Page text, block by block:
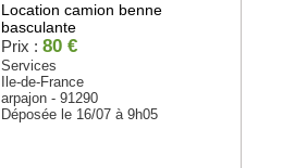
Location camion benne
basculante
Prix : 80 €
Services
Ile-de-France
arpajon - 91290
Déposée le 16/07 à 9h05